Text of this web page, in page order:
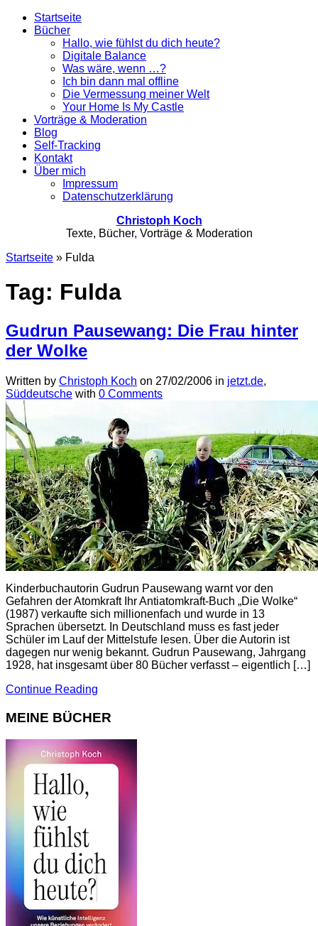
Startseite
Bücher
Hallo, wie fühlst du dich heute?
Digitale Balance
Was wäre, wenn …?
Ich bin dann mal offline
Die Vermessung meiner Welt
Your Home Is My Castle
Vorträge & Moderation
Blog
Self-Tracking
Kontakt
Über mich
Impressum
Datenschutzerklärung
Christoph Koch
Texte, Bücher, Vorträge & Moderation
Startseite » Fulda
Tag: Fulda
Gudrun Pausewang: Die Frau hinter
der Wolke
Written by Christoph Koch on 27/02/2006 in jetzt.de,
Süddeutsche with 0 Comments
Kinderbuchautorin Gudrun Pausewang warnt vor den
Gefahren der Atomkraft Ihr Antiatomkraft-Buch „Die Wolke“
(1987) verkaufte sich millionenfach und wurde in 13
Sprachen übersetzt. In Deutschland muss es fast jeder
Schüler im Lauf der Mittelstufe lesen. Über die Autorin ist
dagegen nur wenig bekannt. Gudrun Pausewang, Jahrgang
1928, hat insgesamt über 80 Bücher verfasst – eigentlich […]
Continue Reading
MEINE BÜCHER